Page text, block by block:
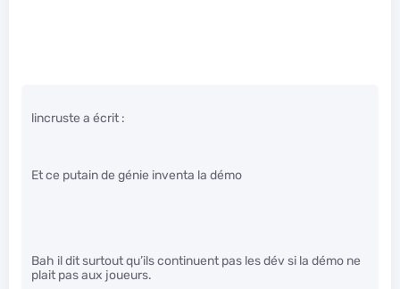
lincruste a écrit :
Et ce putain de génie inventa la démo
Bah il dit surtout qu’ils continuent pas les dév si la démo ne
plait pas aux joueurs.